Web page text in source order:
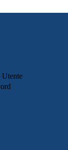
Utente